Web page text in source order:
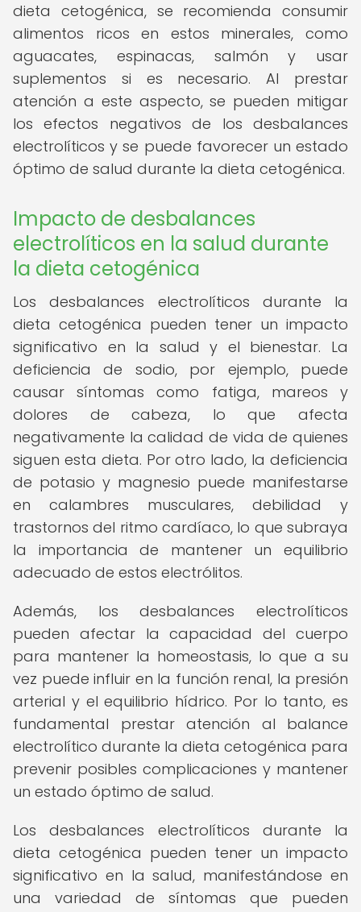
dieta cetogénica, se recomienda consumir
alimentos ricos en estos minerales, como
aguacates, espinacas, salmón y usar
suplementos si es necesario. Al prestar
atención a este aspecto, se pueden mitigar
los efectos negativos de los desbalances
electrolíticos y se puede favorecer un estado
óptimo de salud durante la dieta cetogénica.
Impacto de desbalances
electrolíticos en la salud durante
la dieta cetogénica
Los desbalances electrolíticos durante la
dieta cetogénica pueden tener un impacto
significativo en la salud y el bienestar. La
deficiencia de sodio, por ejemplo, puede
causar síntomas como fatiga, mareos y
dolores de cabeza, lo que afecta
negativamente la calidad de vida de quienes
siguen esta dieta. Por otro lado, la deficiencia
de potasio y magnesio puede manifestarse
en calambres musculares, debilidad y
trastornos del ritmo cardíaco, lo que subraya
la importancia de mantener un equilibrio
adecuado de estos electrólitos.
Además, los desbalances electrolíticos
pueden afectar la capacidad del cuerpo
para mantener la homeostasis, lo que a su
vez puede influir en la función renal, la presión
arterial y el equilibrio hídrico. Por lo tanto, es
fundamental prestar atención al balance
electrolítico durante la dieta cetogénica para
prevenir posibles complicaciones y mantener
un estado óptimo de salud.
Los desbalances electrolíticos durante la
dieta cetogénica pueden tener un impacto
significativo en la salud, manifestándose en
una variedad de síntomas que pueden